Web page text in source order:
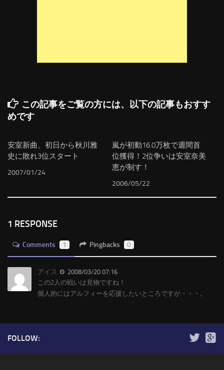
この記事をご覧の方には、以下の記事もおすす
めです
安室新曲、初日から秋川雅
史に敗れ3位スタート
2007/01/24
嵐が初動16.0万枚で週間首
位獲得！2位争いは安室奈美
恵が制す！
2006/05/22
1 RESPONSE
Comments 1 Pingbacks 0
アイス
2008/03/20 07:16
この2人の戦いは見物ですね！
個人的にはアルフィーを応援したいところですが・・・。
FOLLOW: